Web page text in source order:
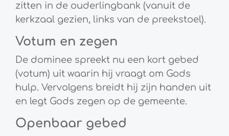
zitten in de ouderlingbank (vanuit de
kerkzaal gezien, links van de preekstoel).
Votum en zegen
De dominee spreekt nu een kort gebed
(votum) uit waarin hij vraagt om Gods
hulp. Vervolgens breidt hij zijn handen uit
en legt Gods zegen op de gemeente.
Openbaar gebed